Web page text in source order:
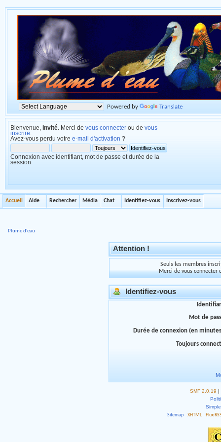
Powered by Translate
Bienvenue, Invité . Merci de vous connecter ou de vous
inscrire
Avez-vous perdu votre e-mail d'activation ?
Connexion avec identifiant, mot de passe et durée de la
session
Accueil Aide Rechercher Média Chat Identifiez-vous Inscrivez-vous
Plume d'eau
Attention !
Seuls les membres
Merci de vous connecter
Identifiez-vous
Mot de
Durée de connexion (en
Toujours
SMF 2.0.19 |
Sitemap
XHTML Flux